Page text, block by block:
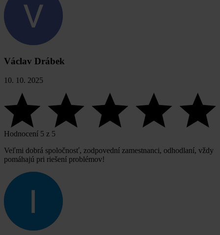
Václav Drábek
10. 10. 2025
Hodnocení 5 z 5
Veľmi dobrá spoločnosť, zodpovední zamestnanci, odhodlaní, vždy
pomáhajú pri riešení problémov!